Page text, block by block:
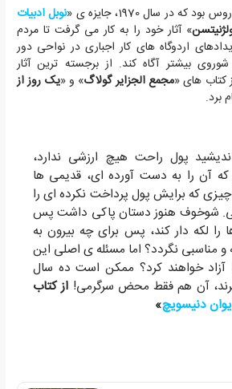
در سال 1970، جایزه ی «
نوبل ادبیات
» آثار خود را به کار می گرفت تا مردم
اردوگاه های کار اجباری در نواحی دور
بیشتر آگاه کند. از برجسته ترین آثار
کتاب های «مجمع الجزایر گولاگ» و «یک روز از
برد.
پول راحت هیچ ارزشی ندارد،
آن را به دست آورده ای، قدیمی ها
که برایش پول پرداخت نکرده ای را
شوخوف هنوز دستان پاکی داشت پس
را لکه دار کند، پس برای چه بیرون به
مناسبی نگردد؟ اما مسئله ی اصلی این
آزاد خواهند کرد؟ ممکن است ده سال
آن هم فقط محض سرگرمی! از کتاب
دنیسویچ»